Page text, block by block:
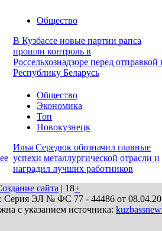
Общество
В Кузбассе новые партии рапса
прошли контроль в
Россельхознадзоре перед отправкой
Республику Беларусь
Общество
Экономика
Топ
Новокузнецк
Илья Середюк обозначил главные
успехи металлургической отрасли и
наградил лучших работников
сайта | 18+
ЭЛ № ФС 77 - 44486 от
с указанием источника: